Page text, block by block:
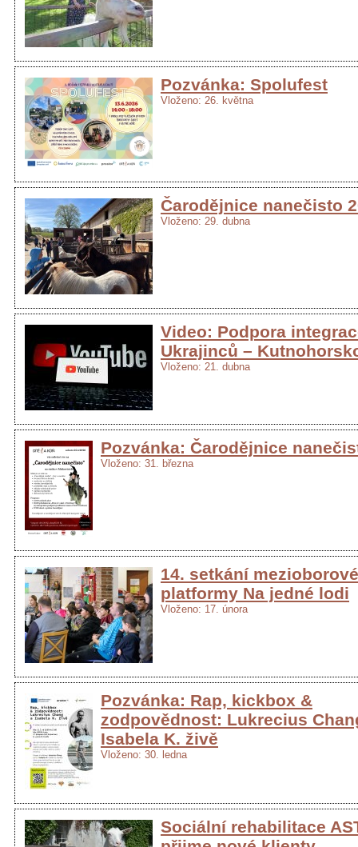
Pozvánka: Spolufest
Vloženo: 26. května
Čarodějnice nanečisto
Vloženo: 29. dubna
Video: Podpora
Ukrajinců –
Vloženo: 21. dubna
Pozvánka: Čarodějnice
Vloženo: 31. března
14. setkání mezioborové
platformy Na jedné lodi
Vloženo: 17. února
Pozvánka: Rap, kickbox &
zodpovědnost: Lukrecius
Isabela K. živě
Vloženo: 30. ledna
Sociální rehabilitace